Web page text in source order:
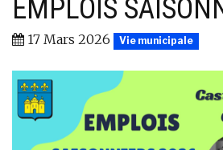
EMPLOIS
17 Mars 2026 Vie municipale